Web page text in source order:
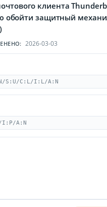
клиента
обойти защитный
2026-03-03
S:U/C:L/I:L/A:N
I:P/A:N